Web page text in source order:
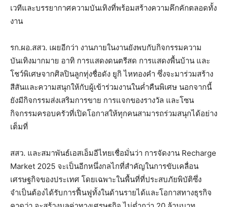
เวทีและบรรยากาศความบันเทิงที่พร้อมสร้างความคึกคักตลอดทั้ง
งาน
รก.ผอ.สสว. เผยอีกว่า งานภายในงานยังพบกับกิจกรรมความ
บันเทิงมากมาย อาทิ การแสดงดนตรีสด การแสดงพื้นบ้าน และ
โชว์พิเศษจากศิลปินลูกทุ่งชื่อดัง ยูกิ ไหทองคำ ซึ่งจะมาร่วมสร้าง
สีสันและความสนุกให้กับผู้เข้าร่วมงานในค่ำคืนพิเศษ นอกจากนี้
ยังมีกิจกรรมส่งเสริมการขาย การแจกของรางวัล และโซน
กิจกรรมครอบครัวที่เปิดโอกาสให้ทุกคนสามารถร่วมสนุกได้อย่าง
เต็มที่
สสว. และสมาพันธ์เอสเอ็มอีไทยเชื่อมั่นว่า การจัดงาน Recharge
Market 2025 จะเป็นอีกหนึ่งกลไกที่สำคัญในการขับเคลื่อน
เศรษฐกิจของประเทศ โดยเฉพาะในพื้นที่ที่ประสบภัยพิบัติซึ่ง
จำเป็นต้องได้รับการฟื้นฟูทั้งในด้านรายได้และโอกาสทางธุรกิจ